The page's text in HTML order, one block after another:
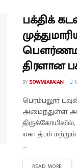
பக்திக்
பௌர்ணமி
திரளான
BY SOWMIARAJAN
பெரம்பலூர்
அமைந்துள்ள
மகா தீபம்
...